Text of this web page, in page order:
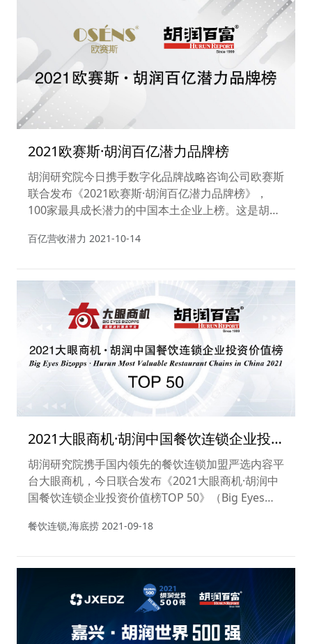
2021欧赛斯·胡润百亿潜力品牌榜
胡润研究院今日携手数字化品牌战略咨询公司欧赛斯
联合发布《2021欧赛斯·胡润百亿潜力品牌榜》，
100家最具成长潜力的中国本土企业上榜。这是胡润
百亿营收潜力 2021-10-14
2021大眼商机·胡润中国餐饮连锁企业投
资价值榜TOP 50
胡润研究院携手国内领先的餐饮连锁加盟严选内容平
台大眼商机，今日联合发布《2021大眼商机·胡润中
国餐饮连锁企业投资价值榜TOP 50》（Big Eyes
Chains in China 2021），按照企业市值或估值进行
餐饮连锁,海底捞 2021-09-18